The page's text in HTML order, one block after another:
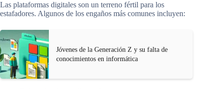
Las plataformas digitales son un terreno fértil para los
estafadores. Algunos de los engaños más comunes incluyen:
Jóvenes de la Generación Z y su falta de
conocimientos en informática